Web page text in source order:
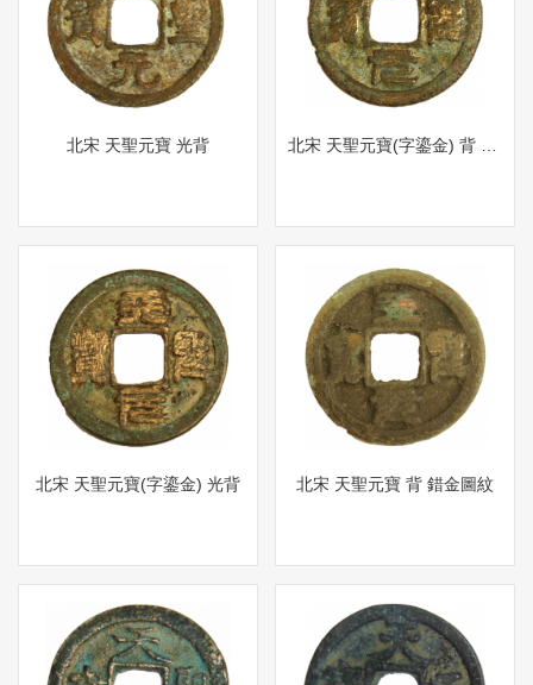
北宋 天聖元寶 光背
北宋 天聖元寶(字鎏金) 光背 北宋 天聖元寶 背 錯金圖紋